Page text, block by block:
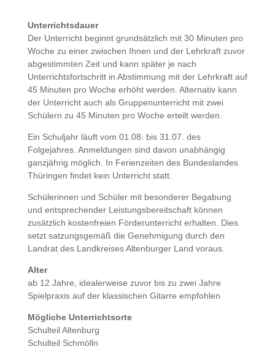
Unterrichtsdauer
Der Unterricht beginnt grundsätzlich mit 30 Minuten pro
Woche zu einer zwischen Ihnen und der Lehrkraft zuvor
abgestimmten Zeit und kann später je nach
Unterrichtsfortschritt in Abstimmung mit der Lehrkraft auf
45 Minuten pro Woche erhöht werden. Alternativ kann
der Unterricht auch als Gruppenunterricht mit zwei
Schülern zu 45 Minuten pro Woche erteilt werden.
Ein Schuljahr läuft vom 01.08. bis 31.07. des
Folgejahres. Anmeldungen sind davon unabhängig
ganzjährig möglich. In Ferienzeiten des Bundeslandes
Thüringen findet kein Unterricht statt.
Schülerinnen und Schüler mit besonderer Begabung
und entsprechender Leistungsbereitschaft können
zusätzlich kostenfreien Förderunterricht erhalten. Dies
setzt satzungsgemäß die Genehmigung durch den
Landrat des Landkreises Altenburger Land voraus.
Alter
ab 12 Jahre, idealerweise zuvor bis zu zwei Jahre
Spielpraxis auf der klassischen Gitarre empfohlen
Mögliche Unterrichtsorte
Schulteil Altenburg
Schulteil Schmölln